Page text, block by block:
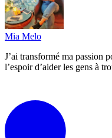
Mia Melo
J’ai transformé ma passion
l’espoir d’aider les gens à